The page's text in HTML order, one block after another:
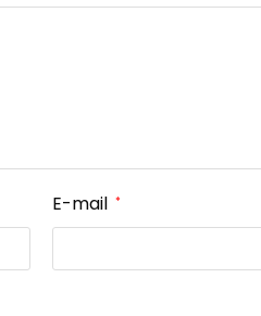
E-mail *